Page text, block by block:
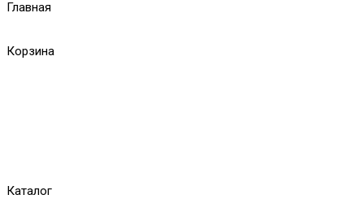
Главная
Корзина
Каталог